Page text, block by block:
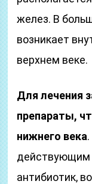
желез. В
возникает
верхнем веке.
Для лечения
препараты,
нижнего века
действующим
антибиотик,